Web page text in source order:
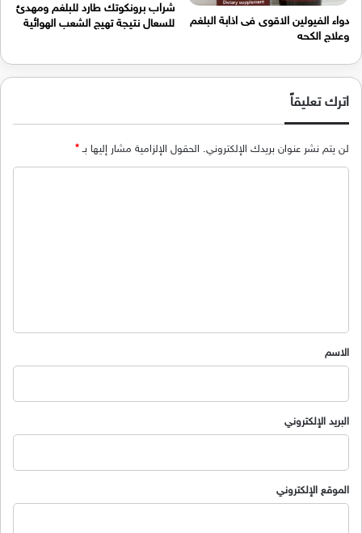
دواء الفيولين الاقوى فى اذابة البلغم
وعلاج الكحه
شراب برونكوتك طارد للبلغم ومهدئ
للسعال نتيجة تهيج الشعب الهوائية
اترك تعليقاً
لن يتم نشر عنوان بريدك الإلكتروني. الحقول الإلزامية مشار إليها بـ*
*
الاسم
البريد الإلكتروني
الموقع الإلكتروني